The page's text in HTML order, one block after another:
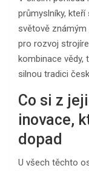
průmyslníky,
světově známým
pro rozvoj
kombinace vědy,
silnou tradici
Co si z
inovace,
dopad
U všech těchto